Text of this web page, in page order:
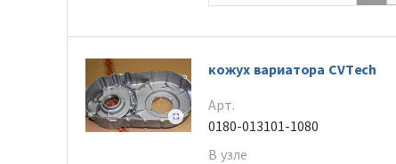
кожух вариатора CVTech
Арт.
0180-013101-1080
В узле